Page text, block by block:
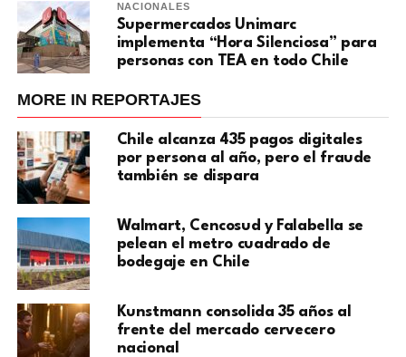
NACIONALES
Supermercados Unimarc
implementa “Hora Silenciosa” para
personas con TEA en todo Chile
MORE IN REPORTAJES
Chile alcanza 435 pagos digitales
por persona al año, pero el fraude
también se dispara
Walmart, Cencosud y Falabella se
pelean el metro cuadrado de
bodegaje en Chile
Kunstmann consolida 35 años al
frente del mercado cervecero
nacional